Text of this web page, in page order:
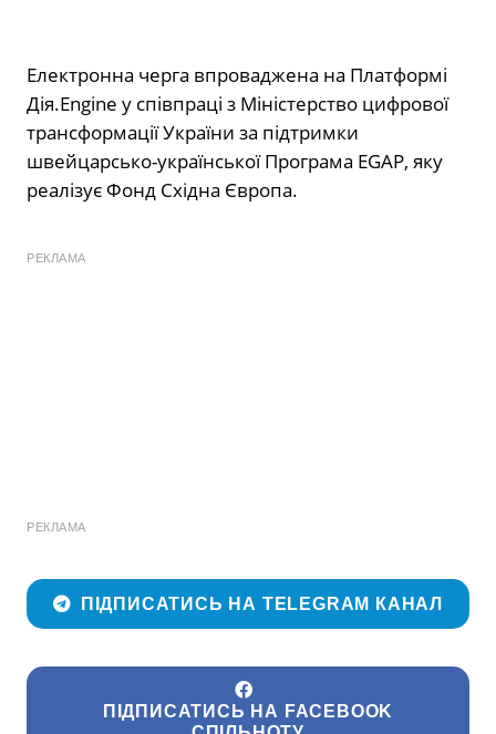
Електронна черга впроваджена на Платформі
Дія.Engine у співпраці з Міністерство цифрової
трансформації України за підтримки
швейцарсько-української Програма EGAP, яку
реалізує Фонд Східна Європа.
РЕКЛАМА
РЕКЛАМА
ПІДПИСАТИСЬ НА TELEGRAM КАНАЛ
ПІДПИСАТИСЬ НА FACEBOOK